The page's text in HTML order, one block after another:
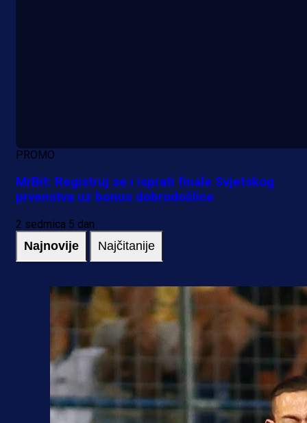
PROMO
MrBit: Registruj se i isprati finale Svjetskog
prvenstva uz bonus dobrodošlice
2 sedmica 5 dan
Najnovije Najčitanije